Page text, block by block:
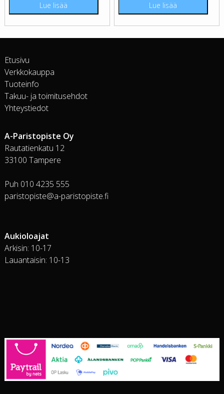
Lue lisää Lue lisää
Etusivu
Verkkokauppa
Tuoteinfo
Takuu- ja toimitusehdot
Yhteystiedot
A-Paristopiste Oy
Rautatienkatu 12
33100 Tampere
Puh 010 4235 555
paristopiste@a-paristopiste.fi
Aukioloajat
Arkisin: 10-17
Lauantaisin: 10-13